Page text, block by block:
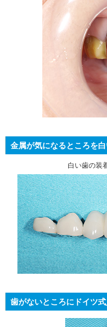
金属が気になるところを
白い歯の装
歯がないところにドイツ